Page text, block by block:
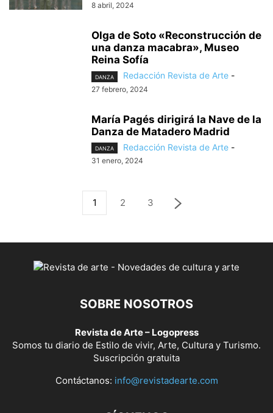
8 abril, 2024
Olga de Soto «Reconstrucción de
una danza macabra», Museo
Reina Sofía
DANZA Redacción Revista de Arte -
27 febrero, 2024
María Pagés dirigirá la Nave de la
Danza de Matadero Madrid
DANZA Redacción Revista de Arte -
31 enero, 2024
1 2 3
SOBRE NOSOTROS
Revista de Arte – Logopress
Somos tu diario de Estilo de vivir, Arte, Cultura y Turismo.
Suscripción gratuita
Contáctanos: info@revistadearte.com